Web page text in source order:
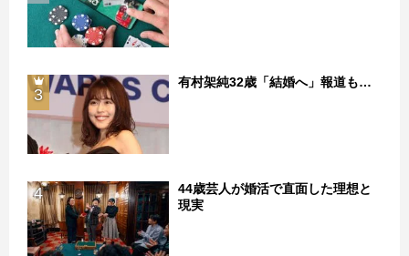
3
有村架純32歳「結婚へ」報道も…
4
44歳芸人が婚活で直面した理想と
現実